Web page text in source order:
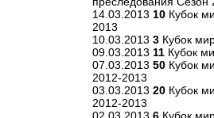
14.03.2013 10 Кубок
2013
10.03.2013 3 Кубок
09.03.2013 11 Кубок
07.03.2013 50 Кубок
2012-2013
03.03.2013 20 Кубок
2012-2013